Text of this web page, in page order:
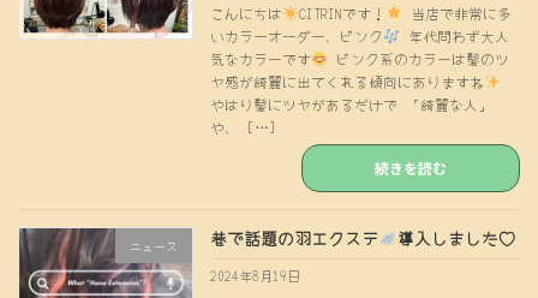
こんにちは CITRINです！
当店で非常に多
いカラーオーダー、ピンク
年代問わず大人
気なカラーです
ピンク系のカラーは髪のツ
ヤ感が綺麗に出てくれる傾向にありますね
やはり髪にツヤがあるだけで 「綺麗な人」
や、 […]
続きを読む
ニュース 巷で話題の羽エクステ 導入しました♡
2024年8月19日